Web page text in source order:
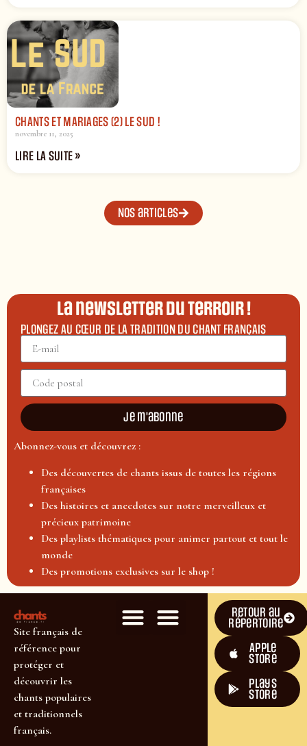
CHANTS ET MARIAGES (2) LE SUD !
novembre 11, 2025
LIRE LA SUITE »
Nos articles
La newsletter du terroir !
PLONGEZ AU CŒUR DE LA TRADITION DU CHANT FRANÇAIS
Je m'abonne
Abonnez-vous et découvrez :
Des découvertes de chants issus de toutes les régions
françaises
Des histoires et anecdotes sur notre merveilleux et
précieux patrimoine
Des playlists thématiques pour animer partout et tout le
monde
Des promotions exclusives sur le shop !
Site français de
référence pour
protéger et
découvrir les
chants populaires
et traditionnels
français.
Retour au
répertoire
Apple
Store
plays
store